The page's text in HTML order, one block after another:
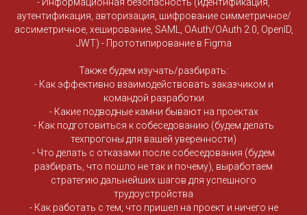
аутентификация, авторизация, шифрование симметричное/
ассиметричное, хеширование, SAML, OAuth/OAuth 2.0, OpenID,
JWT) - Прототипирование в Figma
Также будем изучать/разбирать:
- Как эффективно взаимодействовать заказчиком и
командой разработки
- Какие подводные камни бывают на проектах
- Как подготовиться к собеседованию (будем делать
техпрогоны для вашей уверенности)
- Что делать с отказами после собеседования (будем
разбирать, что пошло не так и почему), выработаем
стратегию дальнейших шагов для успешного
трудоустройства
- Как работать с тем, что пришел на проект и ничего не